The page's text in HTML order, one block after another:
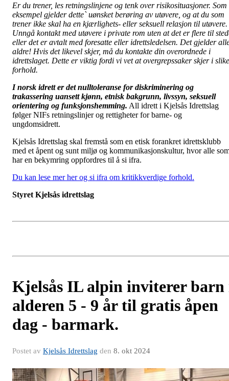
Er du trener, les retningslinjene og tenk over risikosituasjoner. Som
eksempel gjelder dette` uønsket berøring av utøvere, og at du som
trener ikke skal ha en kjærlighets- eller seksuell relasjon til utøvere.
Unngå kontakt med utøvere i private rom uten at det er flere til
eller det er avtalt med foresatte eller idrettsledelsen. Det gjelder
aldre! Hvis det likevel skjer, må du kontakte din overordnede i
idrettslaget. Dette er viktig fordi vi vet at overgrepssaker skjer i slike
forhold.
I norsk idrett er det nulltoleranse for diskriminering og
trakassering uansett kjønn, etnisk bakgrunn, livssyn, seksuell
orientering og funksjonshemming. All idrett i Kjelsås Idrettslag
følger NIFs retningslinjer og rettigheter for barne- og
ungdomsidrett.
Kjelsås Idrettslag skal fremstå som en etisk forankret idrettsklubb
med et åpent og sunt miljø og kommunikasjonskultur, hvor alle
har en bekymring oppfordres til å si ifra.
Du kan lese mer her og si ifra om kritikkverdige forhold.
Styret Kjelsås idrettslag
Kjelsås IL alpin inviterer barn
alderen 5 - 9 år til gratis åpen
dag - barmark.
Postet av Kjelsås Idrettslag den 8. okt 2024